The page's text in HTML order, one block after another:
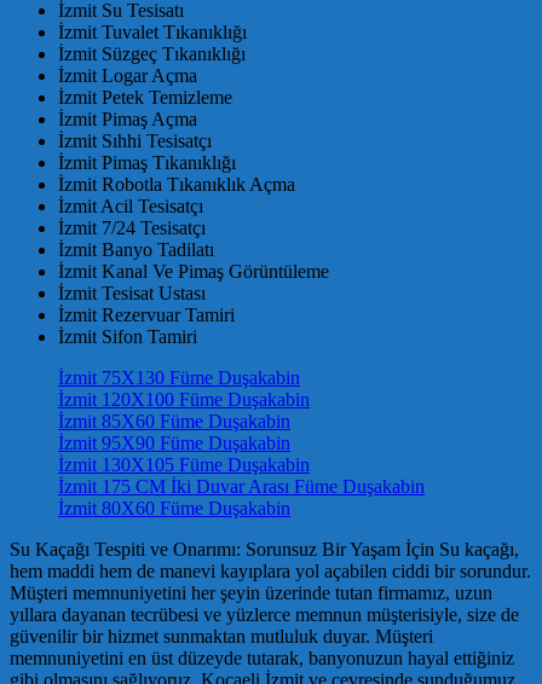
İzmit Su Tesisatı
İzmit Tuvalet Tıkanıklığı
İzmit Süzgeç Tıkanıklığı
İzmit Logar Açma
İzmit Petek Temizleme
İzmit Pimaş Açma
İzmit Sıhhi Tesisatçı
İzmit Pimaş Tıkanıklığı
İzmit Robotla Tıkanıklık Açma
İzmit Acil Tesisatçı
İzmit 7/24 Tesisatçı
İzmit Banyo Tadilatı
İzmit Kanal Ve Pimaş Görüntüleme
İzmit Tesisat Ustası
İzmit Rezervuar Tamiri
İzmit Sifon Tamiri
İzmit 75X130 Füme Duşakabin
İzmit 120X100 Füme Duşakabin
İzmit 85X60 Füme Duşakabin
İzmit 95X90 Füme Duşakabin
İzmit 130X105 Füme Duşakabin
İzmit 175 CM İki Duvar Arası Füme Duşakabin
İzmit 80X60 Füme Duşakabin
Su Kaçağı Tespiti ve Onarımı: Sorunsuz Bir Yaşam İçin Su kaçağı,
hem maddi hem de manevi kayıplara yol açabilen ciddi bir sorundur.
Müşteri memnuniyetini her şeyin üzerinde tutan firmamız, uzun
yıllara dayanan tecrübesi ve yüzlerce memnun müşterisiyle, size de
güvenilir bir hizmet sunmaktan mutluluk duyar. Müşteri
memnuniyetini en üst düzeyde tutarak, banyonuzun hayal ettiğiniz
gibi olmasını sağlıyoruz. Kocaeli İzmit ve çevresinde sunduğumuz